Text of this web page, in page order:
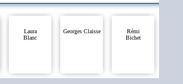
Laura
Blanc
Georges Claisse
Rémi
Bichet